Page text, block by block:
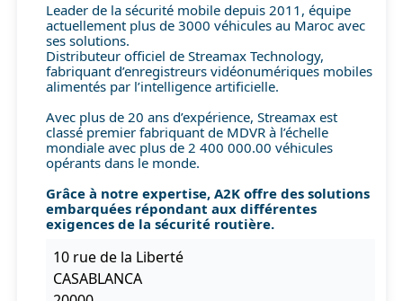
Leader de la sécurité mobile depuis 2011, équipe
actuellement plus de 3000 véhicules au Maroc avec
ses solutions.
Distributeur officiel de Streamax Technology,
fabriquant d’enregistreurs vidéonumériques mobiles
alimentés par l’intelligence artificielle.
Avec plus de 20 ans d’expérience, Streamax est
classé premier fabriquant de MDVR à l’échelle
mondiale avec plus de 2 400 000.00 véhicules
opérants dans le monde.
Grâce à notre expertise, A2K offre des solutions
embarquées répondant aux différentes
exigences de la sécurité routière.
10 rue de la Liberté
CASABLANCA